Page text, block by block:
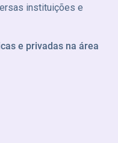
instituições e
e privadas na área